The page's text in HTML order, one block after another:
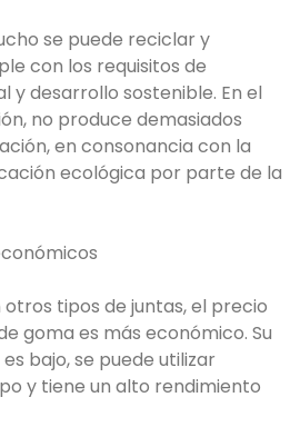
se puede reciclar y
con los requisitos de
desarrollo sostenible. En el
no produce demasiados
en consonancia con la
ecológica por parte de la
tipos de juntas, el precio
goma es más económico. Su
bajo, se puede utilizar
y tiene un alto rendimiento